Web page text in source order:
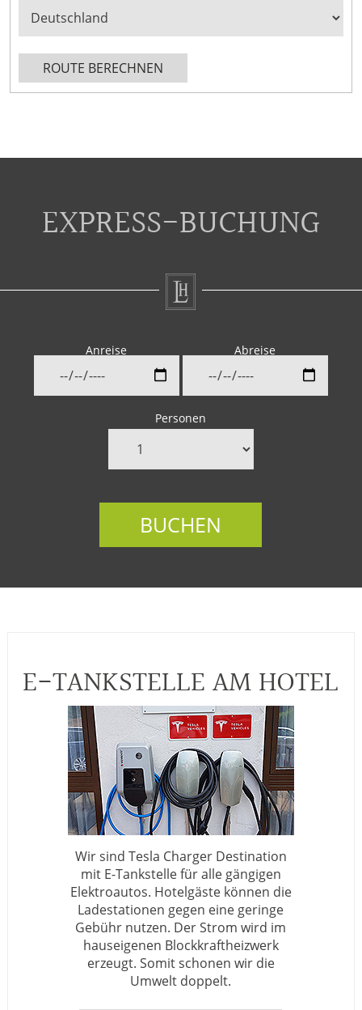
ROUTE BERECHNEN
EXPRESS-BUCHUNG
Anreise Abreise
Personen
BUCHEN
E-TANKSTELLE AM HOTEL
Wir sind Tesla Charger Destination
mit E-Tankstelle für alle gängigen
Elektroautos. Hotelgäste können die
Ladestationen gegen eine geringe
Gebühr nutzen. Der Strom wird im
hauseigenen Blockkraftheizwerk
erzeugt. Somit schonen wir die
Umwelt doppelt.